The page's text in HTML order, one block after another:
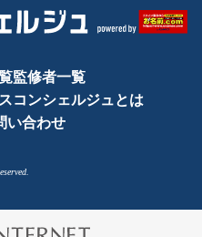
監修者一覧
コンシェルジュとは
い合わせ